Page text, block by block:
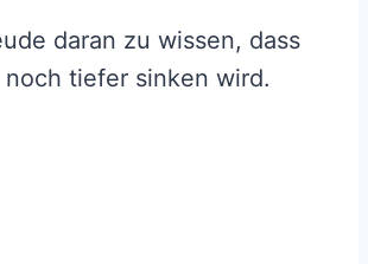
daran zu wissen, dass
tiefer sinken wird.